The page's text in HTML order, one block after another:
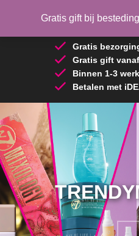
Toggle
MIJN ACCOUNT
Gratis
Gratis gift
Binnen 1-3
Betalen met
Gratis gift bij